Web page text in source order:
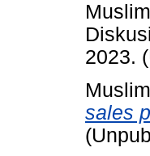
2023.
sales